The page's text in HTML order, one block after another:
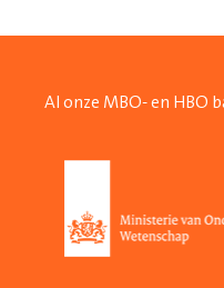
Al onze MBO- en HBO